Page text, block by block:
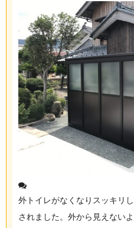
外トイレがなくなりスッキリ
されました。外から見えない